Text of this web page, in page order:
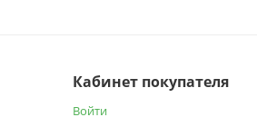
Кабинет покупателя
Войти